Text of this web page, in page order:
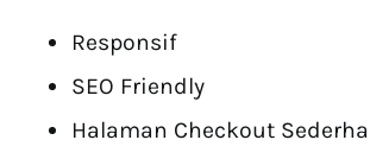
Responsif
SEO Friendly
Halaman Checkout